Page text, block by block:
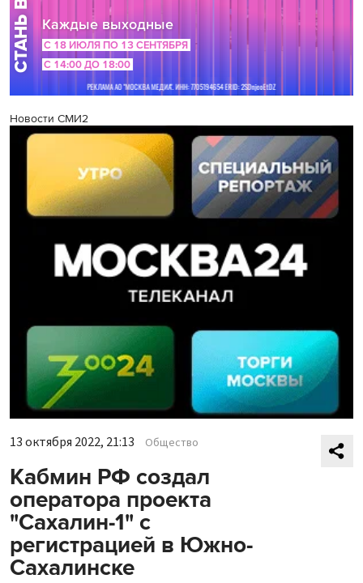
Новости СМИ2
13 октября 2022, 21:13 Общество
Кабмин РФ создал
оператора проекта
"Сахалин-1" с
регистрацией в Южно-
Сахалинске